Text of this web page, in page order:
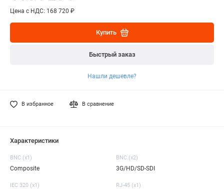
Цена с НДС: 168 720 ₽
Купить
Быстрый заказ
Нашли дешевле?
В избранное В сравнение
Характеристики
BNC (x1)
Composite
BNC (x2)
3G/HD/SD-SDI
IEC 320 (x1) RJ-45 (x1)